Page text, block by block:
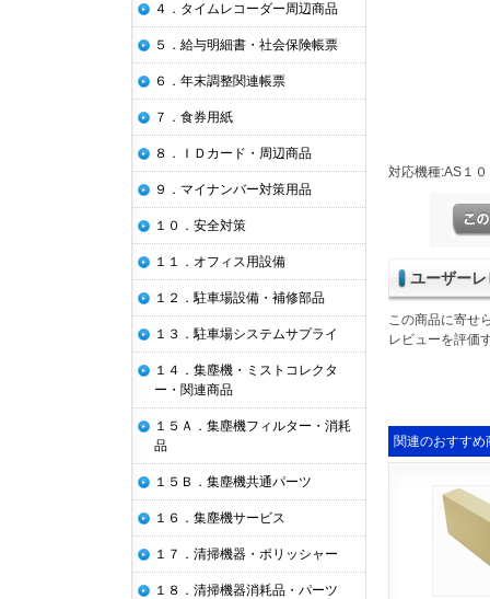
対応機種:AS１
ユーザー
この商品に寄せ
レビューを評価
関連のおすすめ
４．タイムレコーダー周辺商品
５．給与明細書・社会保険帳票
６．年末調整関連帳票
７．食券用紙
８．ＩＤカード・周辺商品
９．マイナンバー対策用品
１０．安全対策
１１．オフィス用設備
１２．駐車場設備・補修部品
１３．駐車場システムサプライ
１４．集塵機・ミストコレクタ
ー・関連商品
１５Ａ．集塵機フィルター・消耗
品
１５Ｂ．集塵機共通パーツ
１６．集塵機サービス
１７．清掃機器・ポリッシャー
１８．清掃機器消耗品・パーツ